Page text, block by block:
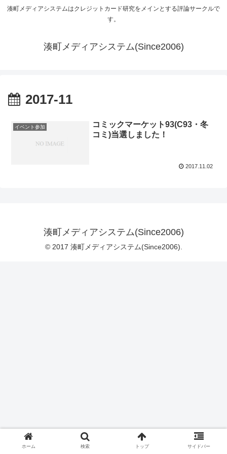
湊町メディアシステムはクレジットカード研究をメインとする評論サークルで
す。
湊町メディアシステム(Since2006)
2017-11
イベント参加
コミックマーケット93(C93・冬
コミ)当選しました！
2017.11.02
湊町メディアシステム(Since2006)
© 2017 湊町メディアシステム(Since2006).
ホーム 検索 トップ サイドバー